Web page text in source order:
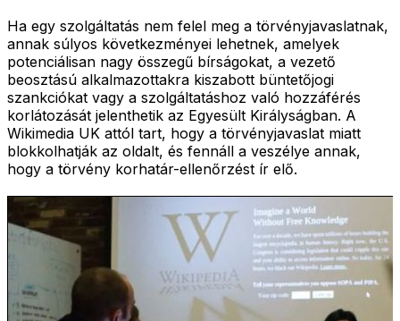
Ha egy szolgáltatás nem felel meg a törvényjavaslatnak,
annak súlyos következményei lehetnek, amelyek
potenciálisan nagy összegű bírságokat, a vezető
beosztású alkalmazottakra kiszabott büntetőjogi
szankciókat vagy a szolgáltatáshoz való hozzáférés
korlátozását jelenthetik az Egyesült Királyságban. A
Wikimedia UK attól tart, hogy a törvényjavaslat miatt
blokkolhatják az oldalt, és fennáll a veszélye annak,
hogy a törvény korhatár-ellenőrzést ír elő.